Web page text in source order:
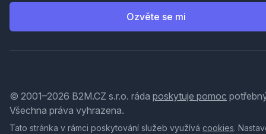
Ozvěte se mi
© 2001–2026 B2M.CZ s.r.o. ráda poskytuje pomoc
Všechna práva vyhrazena.
Tato stránka v rámci poskytování služeb využívá cookies.